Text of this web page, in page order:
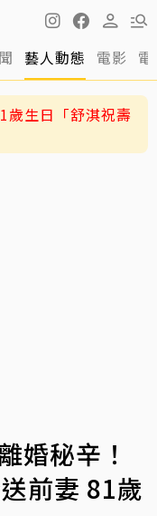
藝人動態 電影
歲生日「舒淇祝壽
婚秘辛！
前妻 81歲